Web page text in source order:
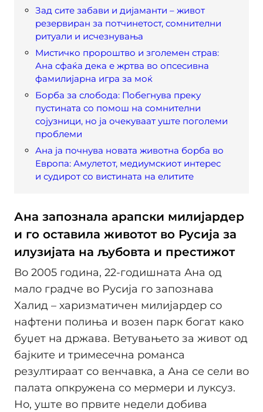
Зад сите забави и дијаманти – живот
резервиран за потчинетост, сомнителни
ритуали и исчезнувања
Мистичко пророштво и зголемен страв:
Ана сфаќа дека е жртва во опсесивна
фамилијарна игра за моќ
Борба за слобода: Побегнува преку
пустината со помош на сомнителни
сојузници, но ја очекуваат уште поголеми
проблеми
Ана ја почнува новата животна борба во
Европа: Амулетот, медиумскиот интерес
и судирот со вистината на елитите
Ана запознала арапски милијардер
и го оставила животот во Русија за
илузијата на љубовта и престижот
Во 2005 година, 22-годишната Ана од
мало градче во Русија го запознава
Халид – харизматичен милијардер со
нафтени полиња и возен парк богат како
буџет на држава. Ветувањето за живот од
бајките и тримесечна романса
резултираат со венчавка, а Ана се сели во
палата опкружена со мермери и луксуз.
Но, уште во првите недели добива